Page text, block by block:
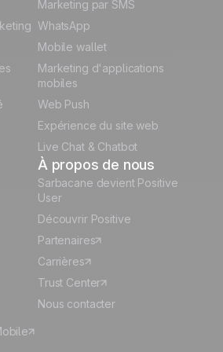
Marketing par SMS
WhatsApp
Mobile wallet
Marketing d'applications
mobiles
Web Push
Expérience du site web
Live Chat & Chatbot
À propos de nous
Sarbacane devient Positive
User
Découvrir Positive
Partenaires
Carrières
Trust Center
Nous contacter